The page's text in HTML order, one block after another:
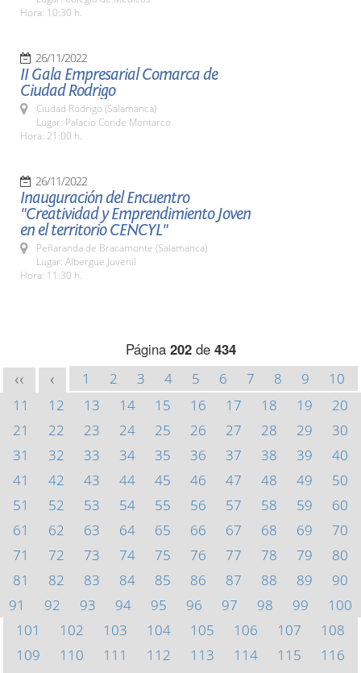
Hora: 10:30 h.
26/11/2022
II Gala Empresarial Comarca de
Ciudad Rodrigo
Ciudad Rodrigo (Salamanca)
Lugar: Palacio Conde Montarco
Hora: 21:00 h.
26/11/2022
Inauguración del Encuentro
"Creatividad y Emprendimiento Joven
en el territorio CENCYL"
Peñaranda de Bracamonte (Salamanca)
Lugar: Albergue Juvenil
Hora: 11:30 h.
Página 202de 434
<< < 1 2 3 4 5 6 7 8 9
10
11
12 13 14 15 16 17 18 19
20
21
22 23 24 25 26 27 28 29
30
31
32 33 34 35 36 37 38 39
40
41
42 43 44 45 46 47 48 49
50
51
52 53 54 55 56 57 58 59
60
61
62 63 64 65 66 67 68 69
70
71
72 73 74 75 76 77 78 79
80
81
82 83 84 85 86 87 88 89
90
91
92 93 94 95 96 97 98 99
100
101
102 103 104 105 106 107
108
109
110 111 112 113 114 115
116